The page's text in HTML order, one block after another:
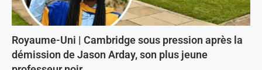
Royaume-Uni | Cambridge sous pression après la
démission de Jason Arday, son plus jeune